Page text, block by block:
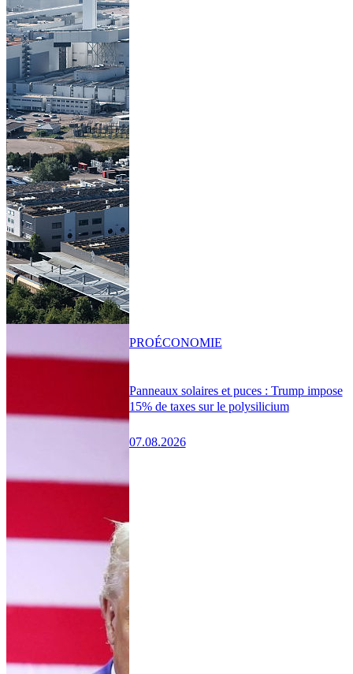
Panneaux solaires et puces : Trump impose
15% de taxes sur le polysilicium
07.08.2026
PROÉCONOMIE